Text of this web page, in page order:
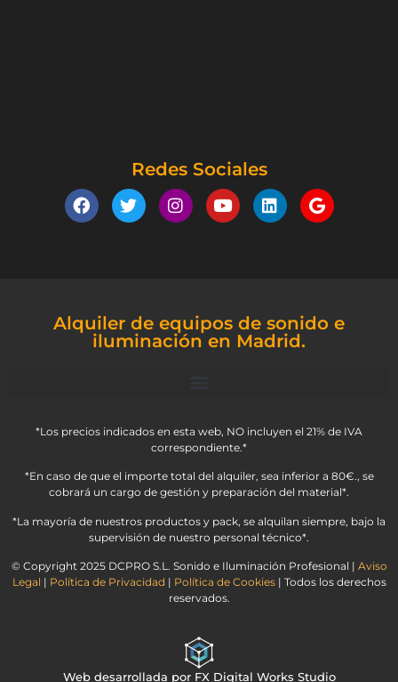
Redes Sociales
Alquiler de equipos de sonido e
iluminación en Madrid.
*Los precios indicados en esta web, NO incluyen el 21% de IVA
correspondiente.*
*En caso de que el importe total del alquiler, sea inferior a 80€., se
cobrará un cargo de gestión y preparación del material*.
*La mayoría de nuestros productos y pack, se alquilan siempre, bajo la
supervisión de nuestro personal técnico*.
© Copyright 2025 DCPRO S.L. Sonido e Iluminación Profesional | Aviso
Legal | Política de Privacidad | Política de Cookies| Todos los derechos
reservados.
Web desarrollada por FX Digital Works Studio